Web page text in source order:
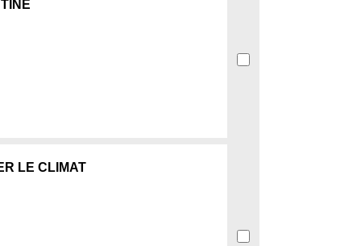
LE CLIMAT